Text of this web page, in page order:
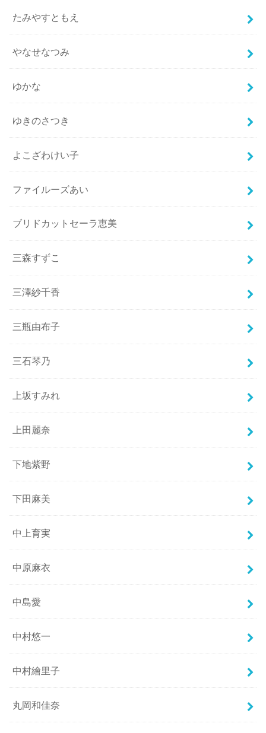
たみやすともえ
やなせなつみ
ゆかな
ゆきのさつき
よこざわけい子
ファイルーズあい
ブリドカットセーラ恵美
三森すずこ
三澤紗千香
三瓶由布子
三石琴乃
上坂すみれ
上田麗奈
下地紫野
下田麻美
中上育実
中原麻衣
中島愛
中村悠一
中村繪里子
丸岡和佳奈